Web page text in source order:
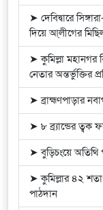
➤ দেবিদ্বারে
দিয়ে আ্লীগের
➤ কুমিল্লা মহানগর
নেতার অন্তর্ভুক্তির
➤ ব্রাহ্মণপাড়ার
➤ ৮ ব্র্যান্ডের ত্বক
➤ বুড়িচংয়ে অতিথি
➤ কুমিল্লার ৪২
পাঠদান